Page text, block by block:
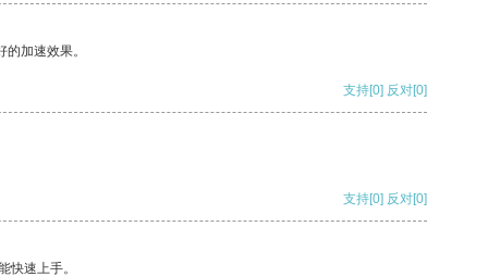
加速效果。
支持[0] 反对[0]
支持[0] 反对[0]
快速上手。